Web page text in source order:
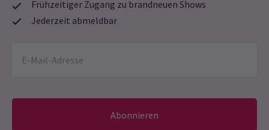
Frühzeitiger Zugang zu brandneuen Shows
Jederzeit abmeldbar
Abonnieren